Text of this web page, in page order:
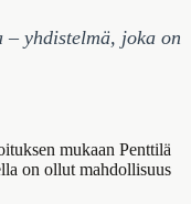
– yhdistelmä, joka on
mukaan Penttilä
on ollut mahdollisuus